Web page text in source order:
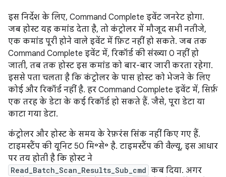
इस निर्देश के लिए, Command Complete इवेंट जनरेट होगा.
जब होस्ट यह कमांड देता है, तो कंट्रोलर में मौजूद सभी नतीजे,
एक कमांड पूरी होने वाले इवेंट में फ़िट नहीं हो सकते. जब तक
Command Complete इवेंट में, रिकॉर्ड की संख्या 0 नहीं हो
जाती, तब तक होस्ट इस कमांड को बार-बार जारी करता रहेगा.
इससे पता चलता है कि कंट्रोलर के पास होस्ट को भेजने के लिए
कोई और रिकॉर्ड नहीं है. हर Command Complete इवेंट में, सिर्फ़
एक तरह के डेटा के कई रिकॉर्ड हो सकते हैं. जैसे, पूरा डेटा या
काटा गया डेटा.
कंट्रोलर और होस्ट के समय के रेफ़रंस सिंक नहीं किए गए हैं.
टाइमस्टैंप की यूनिट 50 मि॰से॰ है. टाइमस्टैंप की वैल्यू, इस आधार
पर तय होती है कि होस्ट ने
Read_Batch_Scan_Results_Sub_cmd कब दिया. अगर